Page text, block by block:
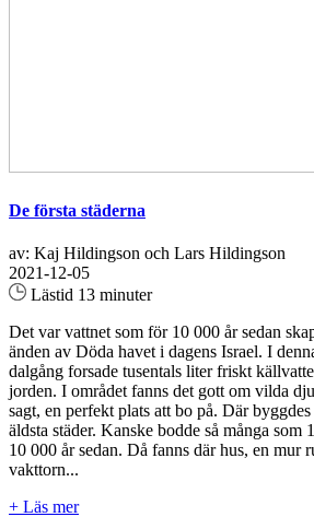
De första städerna
av: Kaj Hildingson och Lars Hildingson
2021-12-05
Lästid 13 minuter
Det var vattnet som för 10 000 år sedan
änden av Döda havet i dagens Israel. I
dalgång forsade tusentals liter friskt
jorden. I området fanns det gott om vilda
sagt, en perfekt plats att bo på. Där
äldsta städer. Kanske bodde så många som
10 000 år sedan. Då fanns där hus, en mur
vakttorn...
+ Läs mer